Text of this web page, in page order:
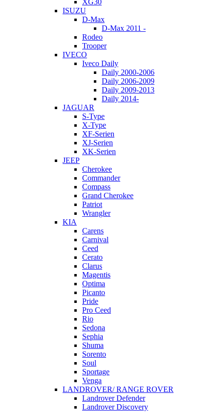
XG30
ISUZU
D-Max
D-Max 2011 -
Rodeo
Trooper
IVECO
Iveco Daily
Daily 2000-2006
Daily 2006-2009
Daily 2009-2013
Daily 2014-
JAGUAR
S-Type
X-Type
XF-Serien
XJ-Serien
XK-Serien
JEEP
Cherokee
Commander
Compass
Grand Cherokee
Patriot
Wrangler
KIA
Carens
Carnival
Ceed
Cerato
Clarus
Magentis
Optima
Picanto
Pride
Pro Ceed
Rio
Sedona
Sephia
Shuma
Sorento
Soul
Sportage
Venga
LANDROVER/ RANGE ROVER
Landrover Defender
Landrover Discovery